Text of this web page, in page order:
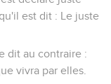
est dit : Le juste
dit au contraire :
vivra par elles.